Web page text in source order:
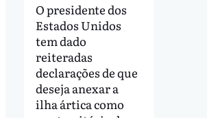
O presidente dos
Estados Unidos
tem dado
reiteradas
declarações de que
deseja anexar a
ilha ártica como